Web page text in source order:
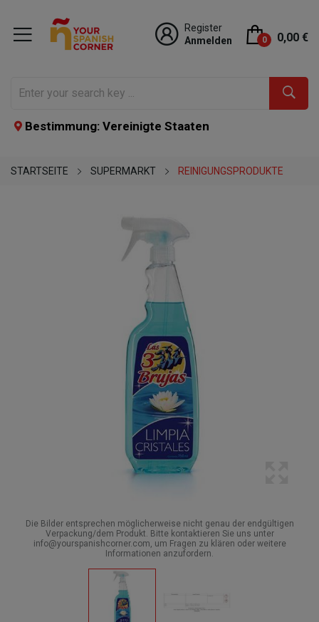
Register
Anmelden
0 0,00 €
Bestimmung: Vereinigte Staaten
STARTSEITE SUPERMARKT REINIGUNGSPRODUKTE
Die Bilder entsprechen möglicherweise nicht genau der endgültigen
Verpackung/dem Produkt. Bitte kontaktieren Sie uns unter
info@yourspanishcorner.com, um Fragen zu klären oder weitere
Informationen anzufordern.